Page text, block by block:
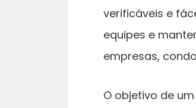
verificáveis e
equipes e
empresas,
O objetivo de